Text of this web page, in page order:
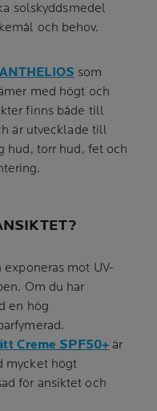
solskyddsmedel
och behov.
ANTHELIOS som
med högt och
finns både till
är utvecklade till
hud, torr hud, fet och
mot UV-
Om du har
en hög
Creme SPF50+är
mycket högt
för ansiktet och